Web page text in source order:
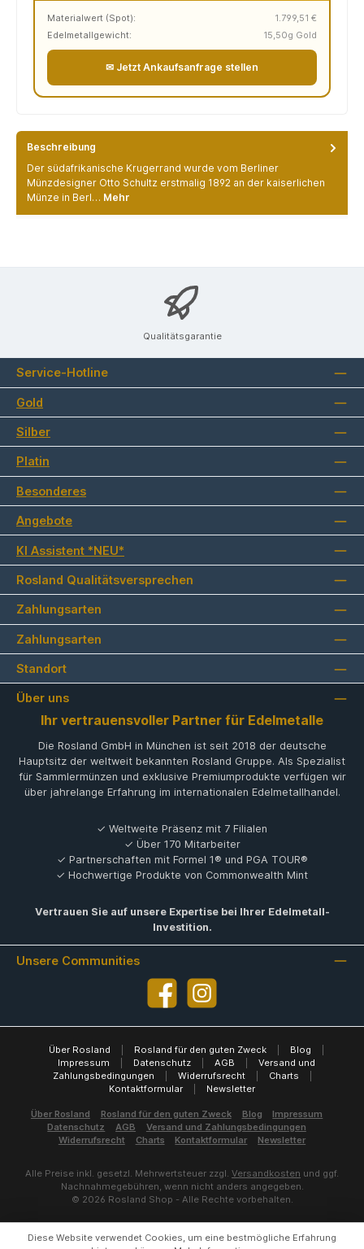
Materialwert (Spot):
1.799,51 €
Edelmetallgewicht:
15,50g Gold
✉ Jetzt Ankaufsanfrage stellen
Beschreibung
Der südafrikanische Krugerrand wurde vom Berliner
Münzdesigner Otto Schultz erstmalig 1892 an der kaiserlichen
Münze in Berl… Mehr
Qualitätsgarantie
Service-Hotline
Gold
Silber
Platin
Besonderes
Angebote
KI Assistent *NEU*
Rosland Qualitätsversprechen
Zahlungsarten
Zahlungsarten
Standort
Über uns
Ihr vertrauensvoller Partner für Edelmetalle
Die Rosland GmbH in München ist seit 2018 der deutsche
Hauptsitz der weltweit bekannten Rosland Gruppe. Als Spezialist
für Sammlermünzen und exklusive Premiumprodukte verfügen wir
über jahrelange Erfahrung im internationalen Edelmetallhandel.
✓ Weltweite Präsenz mit 7 Filialen
✓ Über 170 Mitarbeiter
✓ Partnerschaften mit Formel 1® und PGA TOUR®
✓ Hochwertige Produkte von Commonwealth Mint
Vertrauen Sie auf unsere Expertise bei Ihrer Edelmetall-
Investition.
Unsere Communities
Facebook Instagram
Über Rosland Rosland für den guten Zweck Blog
Impressum
Datenschutz AGB
Versand und
Zahlungsbedingungen
Widerrufsrecht Charts
Kontaktformular
Newsletter
Über Rosland Rosland für den guten Zweck Blog
Impressum
Datenschutz
AGB
Versand und Zahlungsbedingungen
Widerrufsrecht
Charts Kontaktformular Newsletter
Alle Preise inkl. gesetzl. Mehrwertsteuer zzgl. Versandkosten und ggf.
Nachnahmegebühren, wenn nicht anders angegeben.
© 2026 Rosland Shop - Alle Rechte vorbehalten.
Diese Website verwendet Cookies, um eine bestmögliche Erfahrung